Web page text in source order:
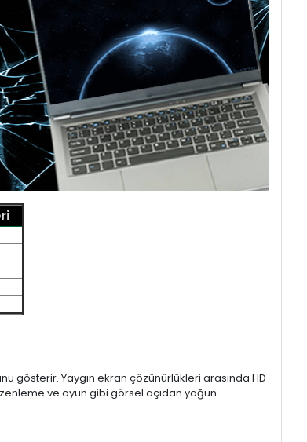
gösterir. Yaygın ekran çözünürlükleri arasında HD
ve oyun gibi görsel açıdan yoğun